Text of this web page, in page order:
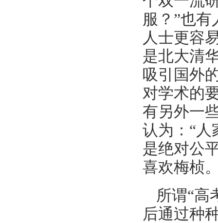
服？”也
人士更容
是北大清
吸引国外
对学术的
有另外一
认为：“人
是绝对公
喜欢梅桢
所谓“高
后通过种